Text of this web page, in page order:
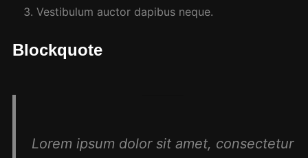
Vestibulum auctor dapibus neque.
Blockquote
Lorem ipsum dolor sit amet, consectetur